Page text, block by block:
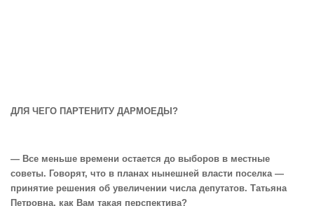
ДЛЯ ЧЕГО ПАРТЕНИТУ ДАРМОЕДЫ?
— Все меньше времени остается до выборов в местные
советы. Говорят, что в планах нынешней власти поселка —
принятие решения об увеличении числа депутатов. Татьяна
Петровна, как Вам такая перспектива?